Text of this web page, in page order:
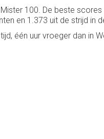
100. De beste
en 1.373 uit de strijd in
één uur vroeger dan in